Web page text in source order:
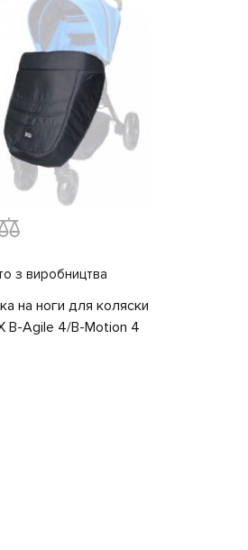
з виробництва
на ноги для коляски
B-Agile 4/В-Motion 4